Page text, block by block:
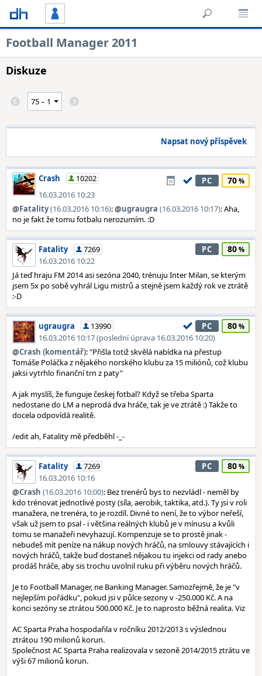
Football Manager 2011
Diskuze
Napsat nový příspěvek
Crash
10202
16.03.2016 10:23
PC 70
@Fatality(16.03.2016 10:16): @ugraugra (16.03.2016 10:17): Aha,
no je fakt že tomu fotbalu nerozumím. :D
Fatality
7269
16.03.2016 10:22
PC 80
Já teď hraju FM 2014 asi sezóna 2040, trénuju Inter Milan, se kterým
jsem 5x po sobě vyhrál Ligu mistrů a stejně jsem každý rok ve ztrátě
:-D
ugraugra
13990
16.03.2016 10:17 (poslední úprava 16.03.2016 10:20)
PC 80
@Crash (komentář): "Přišla totiž skvělá nabídka na přestup
Tomáše Poláčka z nějakého norského klubu za 15 miliónů, což klubu
jaksi vytrhlo finanční trn z paty"
A jak myslíš, že funguje českej fotbal? Když se třeba Sparta
nedostane do LM a neprodá dva hráče, tak je ve ztrátě :) Takže to
docela odpovídá realitě.
/edit ah, Fatality mě předběhl -_-
Fatality
7269
16.03.2016 10:16
PC 80
@Crash (16.03.2016 10:00): Bez trenérů bys to nezvládl - neměl by
kdo trénovat jednotlivé posty (síla, aerobik, taktika, atd.). Ty jsi v roli
manažera, ne trenéra, to je rozdíl. Divné to není, že to výbor neřeší,
však už jsem to psal - i většina reálných klubů je v mínusu a kvůli
tomu se manažeři nevyhazují. Kompenzuje se to prostě jinak -
nebudeš mít peníze na nákup nových hráčů, na smlouvy stávajících i
nových hráčů, takže buď dostaneš nějakou tu injekci od rady anebo
prodáš hráče, aby sis trochu uvolnil ruku při výběru nových hráčů.
Je to Football Manager, ne Banking Manager. Samozřejmě, že je "v
nejlepším pořádku", pokud jsi v půlce sezony v -250.000 Kč. A na
konci sezóny se ztrátou 500.000 Kč. Je to naprosto běžná realita. Viz
AC Sparta Praha hospodařila v ročníku 2012/2013 s výslednou
ztrátou 190 milionů korun.
Společnost AC Sparta Praha realizovala v sezoně 2014/2015 ztrátu ve
výši 67 milionů korun.